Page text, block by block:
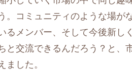
。コミュニティのような場が
るメンバー、そして今後新し
と交流できるんだろう？と、
ました。